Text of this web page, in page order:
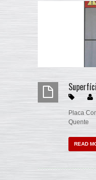
Placa
Quente
READ